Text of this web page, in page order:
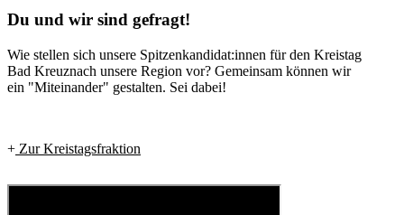
Du und wir sind gefragt!
Wie stellen sich unsere Spitzenkandidat:innen für den Kreistag
Bad Kreuznach unsere Region vor? Gemeinsam können wir
ein "Miteinander" gestalten. Sei dabei!
Zur Kreistagsfraktion